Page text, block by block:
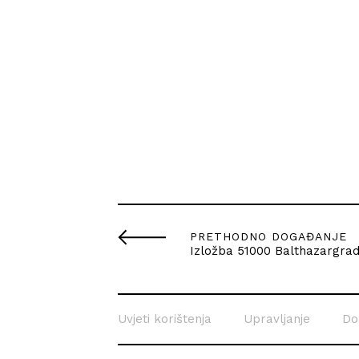
PRETHODNO DOGAĐANJE
Izložba 51000 Balthazargrad
Uvjeti korištenja Upravljanje